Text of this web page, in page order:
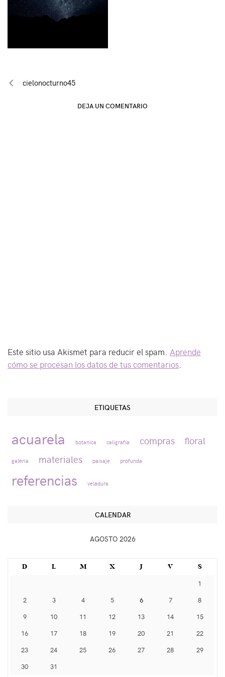
Navegación
cielonocturno45
DEJA UN COMENTARIO
Este sitio usa Akismet para reducir el spam. Aprende
cómo se procesan los datos de tus comentarios
ETIQUETAS
acuarela botanica caligrafía compras floral
galeria materiales paisaje profunda
referencias veladura
CALENDAR
AGOSTO 2026
D L M X J V
S
1
2
3 4 5 6 7
8
9
10 11 12 13 14
15
16
17 18 19 20 21
22
23
24 25 26 27 28
29
30
31